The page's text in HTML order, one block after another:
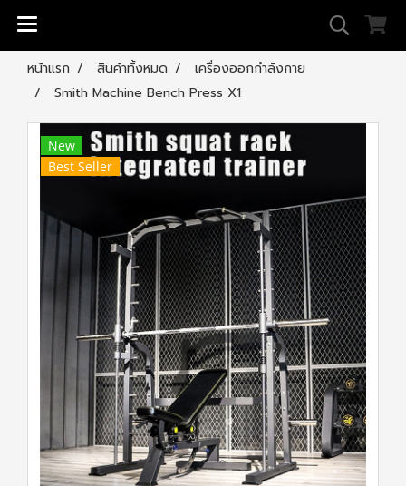
หน้าแรก สินค้าทั้งหมด
เครื่องออกกำลังกาย
Smith Machine Bench Press X1
New
Best Seller